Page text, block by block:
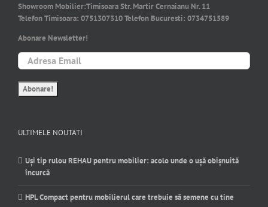
Showroom Mobilier:Timisoara Str. Martir Cernaianu Nr. 11
Telefon Timisoara: 0751307310Telefon Bucuresti: 0734751589
Abonare Newsletter!
ULTIMELE NOUTATI
Uși tip rulou REHAU pentru mobilier: acolo unde o ușă obișnuită
încurcă
HPL Compact pentru mobilierul care trebuie să semene cu tine